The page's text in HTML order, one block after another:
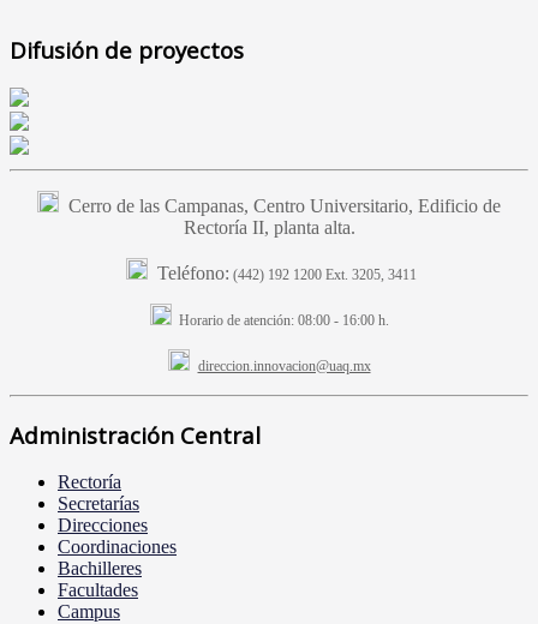
Difusión de proyectos
Cerro de las Campanas, Centro Universitario, Edificio de
Rectoría II, planta alta.
Teléfono: (442) 192 1200 Ext. 3205, 3411
Horario de atención:08:00 - 16:00 h.
direccion.innovacion@uaq.mx
Administración Central
Rectoría
Secretarías
Direcciones
Coordinaciones
Bachilleres
Facultades
Campus